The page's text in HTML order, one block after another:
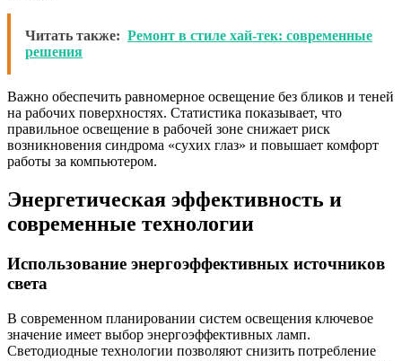
Читать также: Ремонт в стиле хай-тек: современные
решения
Важно обеспечить равномерное освещение без бликов и теней
на рабочих поверхностях. Статистика показывает, что
правильное освещение в рабочей зоне снижает риск
возникновения синдрома «сухих глаз» и повышает комфорт
работы за компьютером.
Энергетическая эффективность и
современные технологии
Использование энергоэффективных источников
света
В современном планировании систем освещения ключевое
значение имеет выбор энергоэффективных ламп.
Светодиодные технологии позволяют снизить потребление